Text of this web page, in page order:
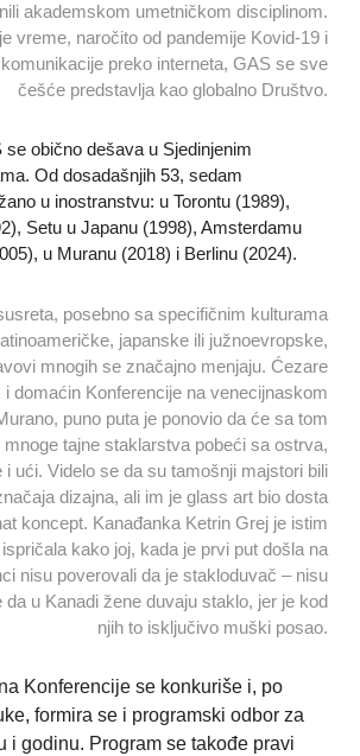
akademskom umetničkom disciplinom.
vreme, naročito od pandemije Kovid-19 i
preko interneta, GAS se sve
češće predstavlja kao globalno Društvo.
se obično dešava u Sjedinjenim
Od dosadašnjih 53, sedam
u inostranstvu: u Torontu (1989),
Setu u Japanu (1998), Amsterdamu
u Muranu (2018) i Berlinu (2024).
posebno sa specifičnim kulturama
japanske ili južnoevropske,
mnogih se značajno menjaju. Ćezare
i domaćin Konferencije na venecijnaskom
puno puta je ponovio da će sa tom
mnoge tajne staklarstva pobeći sa ostrva,
i ući. Videlo se da su tamošnji majstori bili
dizajna, ali im je glass art bio dosta
koncept. Kanađanka Ketrin Grej je istim
kako joj, kada je prvi put došla na
nisu poverovali da je stakloduvač – nisu
da u Kanadi žene duvaju staklo, jer je kod
njih to isključivo muški posao.
Konferencije se konkuriše i, po
formira se i programski odbor za
i godinu. Program se takođe pravi